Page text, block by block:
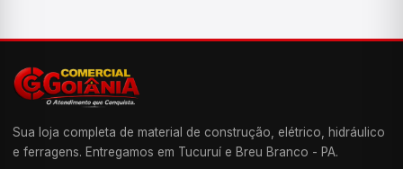
Sua loja completa de material de construção, elétrico, hidráulico
e ferragens. Entregamos em Tucuruí e Breu Branco - PA.